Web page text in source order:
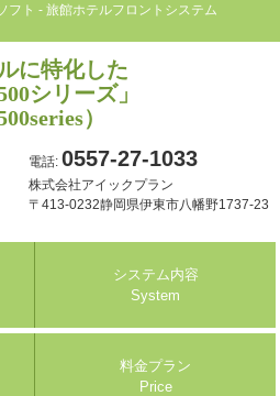
フト - 旅館ホテルフロントシステム
に特化した
シリーズ」
）
電話: 0557-27-1033
株式会社アイックプラン
〒413-0232静岡県伊東市八幡野1737-23
システム内容
System
料金プラン
Price